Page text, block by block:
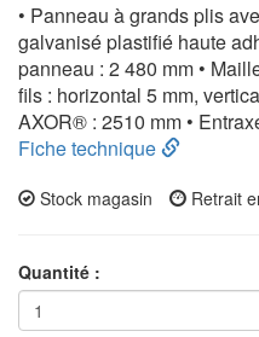
• Panneau à grands plis
galvanisé plastifié haute
panneau : 2 480 mm •
fils : horizontal 5 mm,
AXOR® : 2510 mm •
Fiche technique
Stock magasin Retrait
Quantité :